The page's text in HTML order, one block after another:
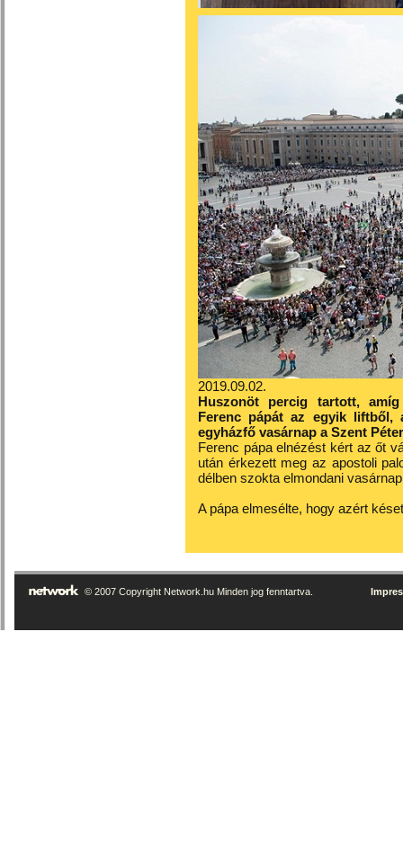
2019.09.02.
Huszonöt percig tartott,
Ferenc pápát az egyik liftből,
egyházfő vasárnap a Szent
Ferenc pápa elnézést kért az őt
után érkezett meg az apostoli
délben szokta elmondani
A pápa elmesélte, hogy azért
© 2007 Copyright Network.hu Minden jog fenntartva.